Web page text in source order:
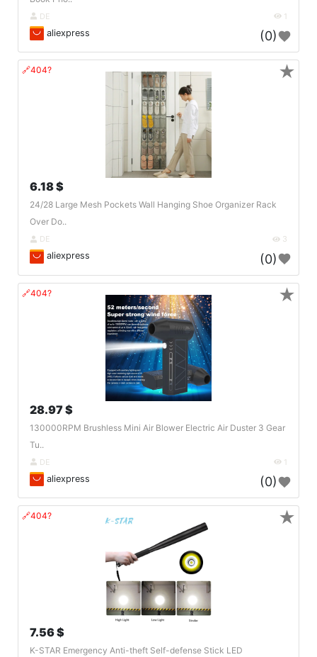
DE 1
aliexpress (0)
🔗404?
6.18 $
24/28 Large Mesh Pockets Wall Hanging Shoe Organizer Rack
Over Do..
DE 3
aliexpress (0)
★
🔗404?
28.97 $
130000RPM Brushless Mini Air Blower Electric Air Duster 3 Gear
Tu..
DE 1
aliexpress (0)
★
🔗404?
7.56 $
K-STAR Emergency Anti-theft Self-defense Stick LED
★